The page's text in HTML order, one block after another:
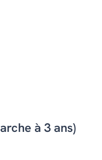
à 3 ans)